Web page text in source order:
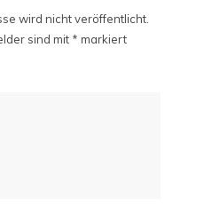
wird nicht veröffentlicht.
sind mit * markiert